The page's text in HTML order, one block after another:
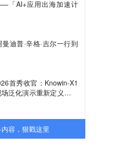
「AI+应用出海加速计
迪普·辛格·吉尔一行到
首秀收官：Knowin-X1
泛化演示重新定义家庭
容，狠戳这里